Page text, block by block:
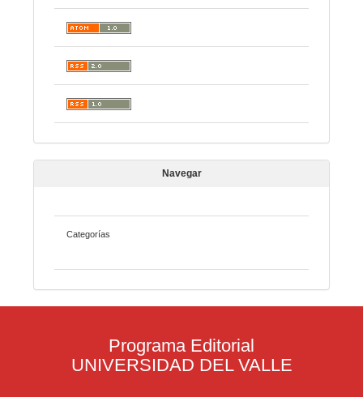
Navegar
Categorías
Programa Editorial
UNIVERSIDAD DEL VALLE